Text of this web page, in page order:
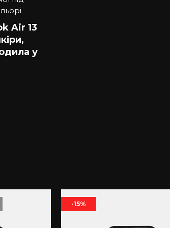
потрібну модель. Пропонуємо на
Вас з усіх питань.
Air 13
у
-15%